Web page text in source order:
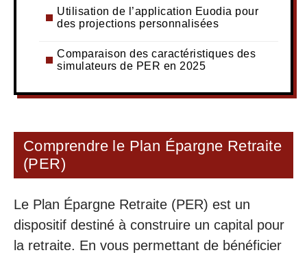
Utilisation de l’application Euodia pour
des projections personnalisées
Comparaison des caractéristiques des
simulateurs de PER en 2025
Comprendre le Plan Épargne Retraite
(PER)
Le Plan Épargne Retraite (PER) est un
dispositif destiné à construire un capital pour
la retraite. En vous permettant de bénéficier